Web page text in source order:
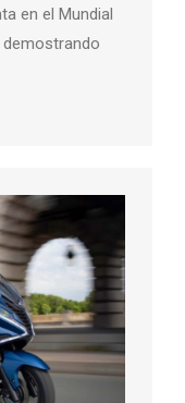
en el Mundial
demostrando